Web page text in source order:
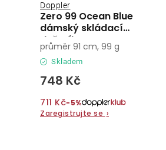
Zero 99 Ocean Blue
dámský skládací
deštník
Doppler
Skladem
748 Kč
711 Kč−5%
Zaregistrujte se ›
průměr 91 cm, 99 g